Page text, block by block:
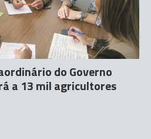
do Governo
a 13 mil agricultores